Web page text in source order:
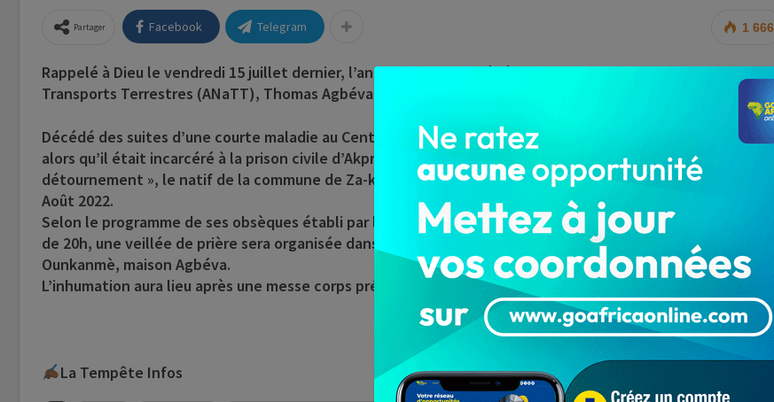
1 666
Partager Facebook Telegram
Rappelé à Dieu le vendredi 15 juillet dernier, l’ancien Directeur Général de l’Agence Nationale des
Transports Terrestres (ANaTT), Thomas Agbéva sera conduit à sa dernière demeure ce week-end.
Décédé des suites d’une courte maladie au Centre hospitalier départemental de l’Ouémé (Chd Ouémé),
alors qu’il était incarcéré à la prison civile d’Akpro-Missérété dans un « scandaleux dossier de
détournement », le natif de la commune de Za-kpota (département du Zou) va être inhumé le samedi 06
Août 2022.
Selon le programme de ses obsèques établi par les membres de sa famille, ce vendredi, 5 août 2022 à partir
de 20h, une veillée de prière sera organisée dans l’enceinte de la maison mortuaire à Za-kpota , Allohoun-
Ounkanmè, maison Agbéva.
L’inhumation aura lieu après une messe corps présent, dans l’intimité familiale.
La Tempête Infos